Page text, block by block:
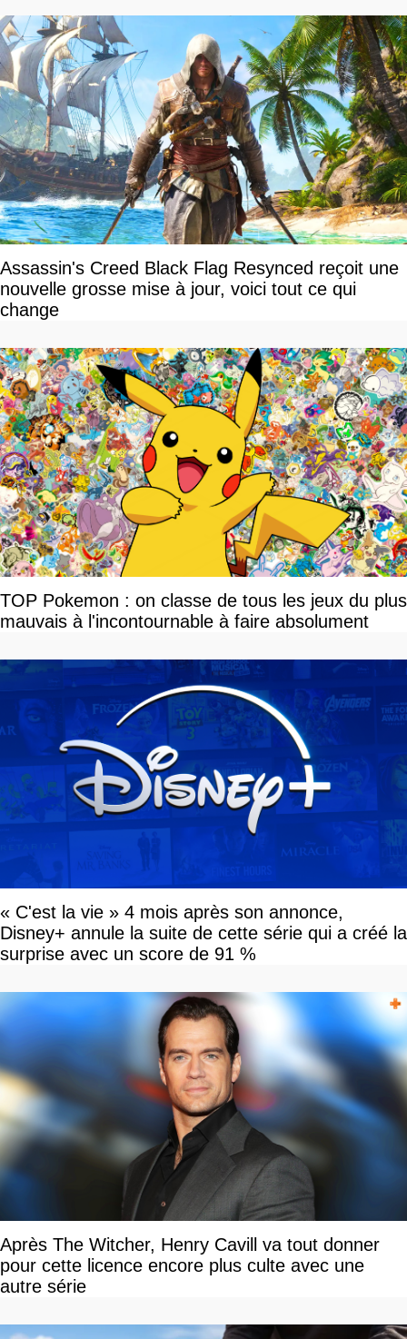
Assassin's Creed Black Flag Resynced reçoit une
nouvelle grosse mise à jour, voici tout ce qui
change
TOP Pokemon : on classe de tous les jeux du plus
mauvais à l'incontournable à faire absolument
« C'est la vie » 4 mois après son annonce,
Disney+ annule la suite de cette série qui a créé la
surprise avec un score de 91 %
Après The Witcher, Henry Cavill va tout donner
pour cette licence encore plus culte avec une
autre série